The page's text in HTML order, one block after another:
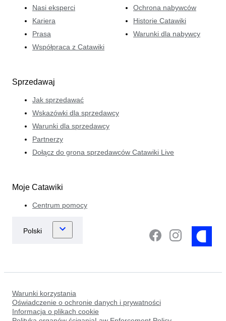
Nasi eksperci
Kariera
Prasa
Współpraca z Catawiki
Ochrona nabywców
Historie Catawiki
Warunki dla nabywcy
Sprzedawaj
Jak sprzedawać
Wskazówki dla sprzedawcy
Warunki dla sprzedawcy
Partnerzy
Dołącz do grona sprzedawców Catawiki Live
Moje Catawiki
Centrum pomocy
Warunki korzystania
Oświadczenie o ochronie danych i prywatności
Informacja o plikach cookie